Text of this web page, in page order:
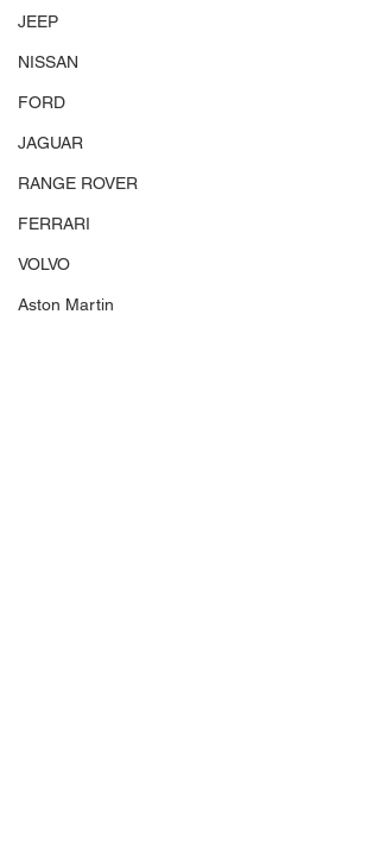
JEEP
NISSAN
FORD
JAGUAR
RANGE ROVER
FERRARI
VOLVO
Aston Martin